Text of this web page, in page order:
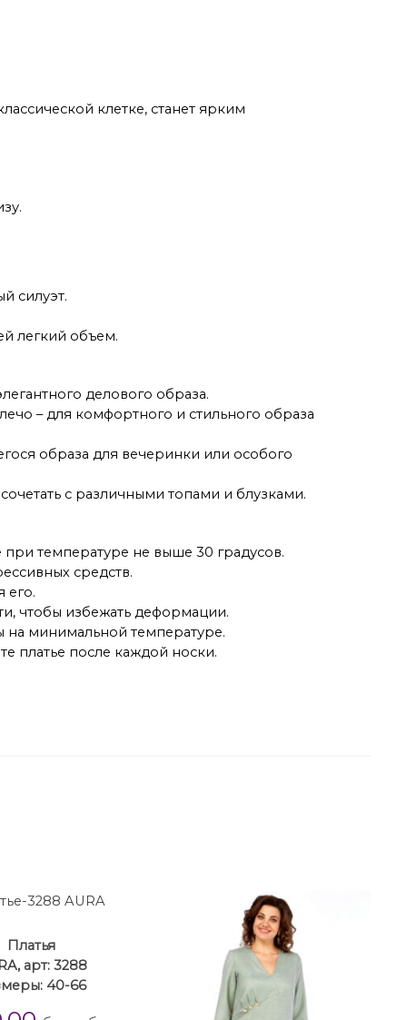
клетке, станет ярким
силуэт.
легкий объем.
делового образа.
– для комфортного и стильного образа
образа для вечеринки или особого
с различными топами и блузками.
температуре не выше 30 градусов.
средств.
его.
чтобы избежать деформации.
на минимальной температуре.
платье после каждой носки.
Платья
арт: 3288
40-66